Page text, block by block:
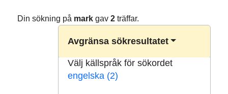
Din sökning på markgav 2träffar.
Avgränsa sökresultatet
Välj källspråk för sökordet
engelska (2)